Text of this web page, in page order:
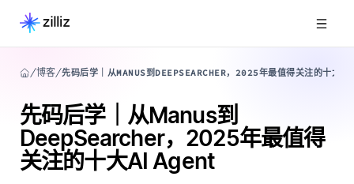
博客 先码后学｜从MANUS到DEEPSEARCHER，2025年最值得关注的十大
先码后学｜从Manus到
DeepSearcher，2025年最值得
关注的十大AI Agent